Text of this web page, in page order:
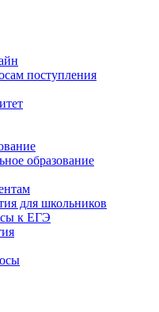
поступления
образование
для школьников
к ЕГЭ